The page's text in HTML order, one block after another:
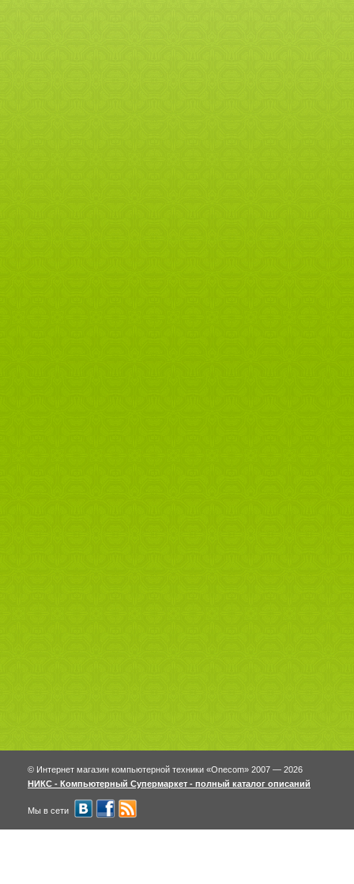
© Интернет магазин компьютерной техники «Onecom» 2007 — 2026
НИКС - Компьютерный Cупермаркет - полный каталог описаний
Мы в сети